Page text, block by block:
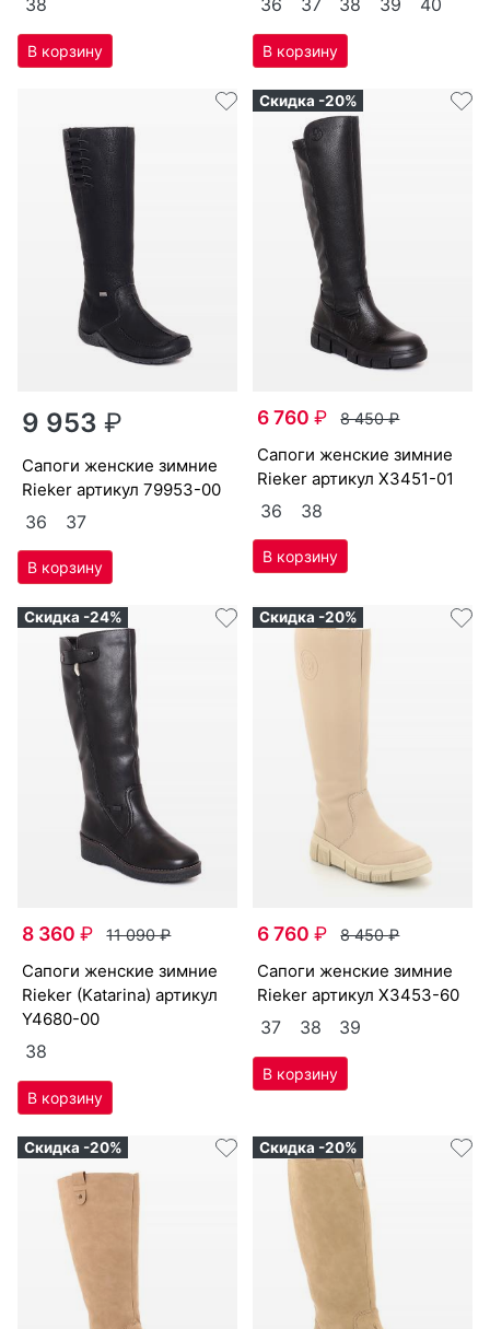
38 36 37 38 39 40
9 953₽
са­поги женс­кие зим­ние
Ri­eker артикул79953-00
36 37
Скидка -20%
6 760₽ 8 450₽
са­поги женс­кие зим­ние
Ri­eker артикулX3451-01
36 38
Скидка -24%
8 360₽ 11 090₽
са­поги женс­кие зим­ние
Ri­eker (Ka­tari­na) артикул
Y4680-00
38
Скидка -20%
6 760₽ 8 450₽
са­поги женс­кие зим­ние
Ri­eker артикулX3453-60
37 38 39
Скидка -20% Скидка -20%